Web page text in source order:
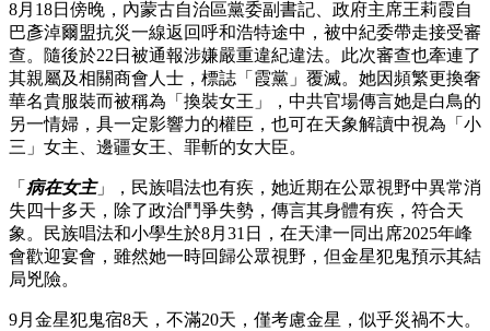
8月18日傍晚，內蒙古自治區黨委副書記、政府主席王莉霞自
巴彥淖爾盟抗災一線返回呼和浩特途中，被中紀委帶走接受審
查。隨後於22日被通報涉嫌嚴重違紀違法。此次審查也牽連了
其親屬及相關商會人士，標誌「霞黨」覆滅。她因頻繁更換奢
華名貴服裝而被稱為「換裝女王」，中共官場傳言她是白鳥的
另一情婦，具一定影響力的權臣，也可在天象解讀中視為「小
三」女主、邊疆女王、罪斬的女大臣。
「 病在女主」，民族唱法也有疾，她近期在公眾視野中異常消
失四十多天，除了政治鬥爭失勢，傳言其身體有疾，符合天
象。民族唱法和小學生於8月31日，在天津一同出席2025年峰
會歡迎宴會，雖然她一時回歸公眾視野，但金星犯鬼預示其結
局兇險。
9月金星犯鬼宿8天，不滿20天，僅考慮金星，似乎災禍不大。